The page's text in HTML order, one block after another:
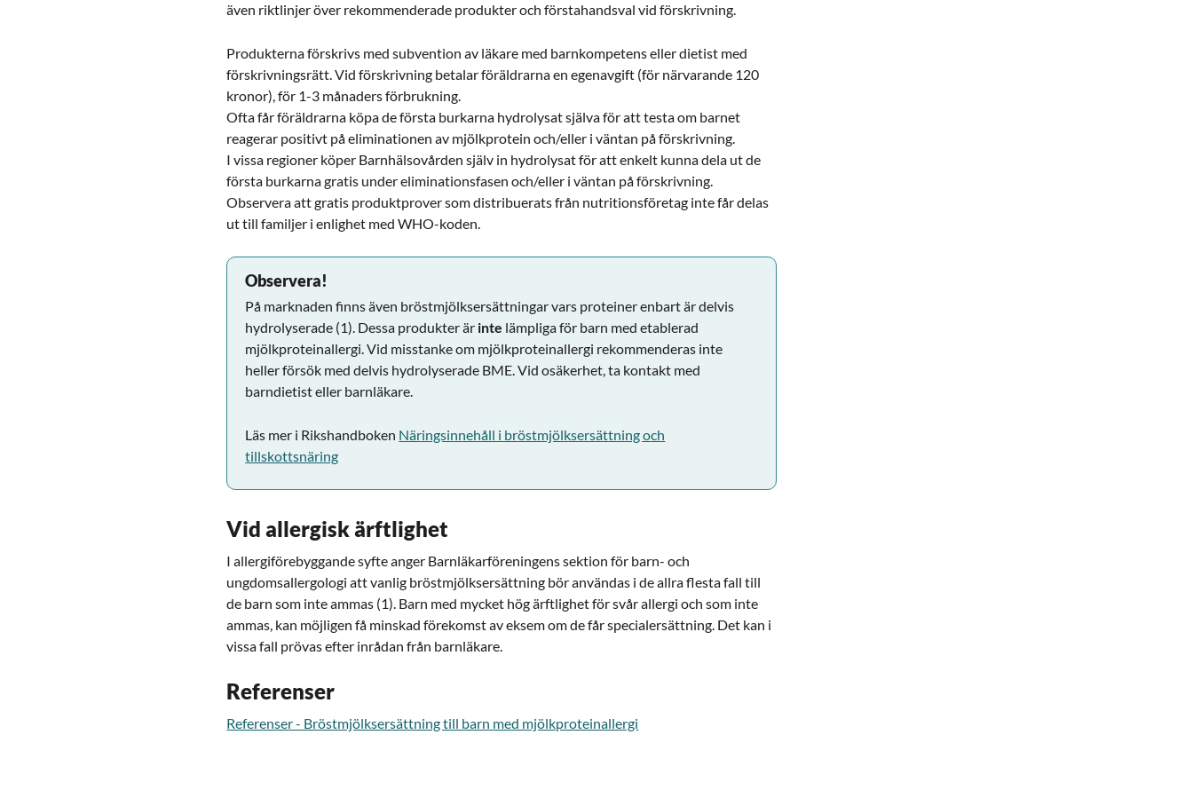
även riktlinjer över rekommenderade produkter och förstahandsval vid förskrivning.
Produkterna förskrivs med subvention av läkare med barnkompetens eller dietist med
förskrivningsrätt. Vid förskrivning betalar föräldrarna en egenavgift (för närvarande 120
kronor), för 1-3 månaders förbrukning.
Ofta får föräldrarna köpa de första burkarna hydrolysat själva för att testa om barnet
reagerar positivt på eliminationen av mjölkprotein och/eller i väntan på förskrivning.
I vissa regioner köper Barnhälsovården själv in hydrolysat för att enkelt kunna dela ut de
första burkarna gratis under eliminationsfasen och/eller i väntan på förskrivning.
Observera att gratis produktprover som distribuerats från nutritionsföretag inte får delas
ut till familjer i enlighet med WHO-koden.
Observera!
På marknaden finns även bröstmjölksersättningar vars proteiner enbart är delvis
hydrolyserade (1). Dessa produkter är inte lämpliga för barn med etablerad
mjölkproteinallergi. Vid misstanke om mjölkproteinallergi rekommenderas inte
heller försök med delvis hydrolyserade BME. Vid osäkerhet, ta kontakt med
barndietist eller barnläkare.
Läs mer i Rikshandboken Näringsinnehåll i bröstmjölksersättning och
tillskottsnäring
Vid allergisk ärftlighet
I allergiförebyggande syfte anger Barnläkarföreningens sektion för barn- och
ungdomsallergologi att vanlig bröstmjölksersättning bör användas i de allra flesta fall till
de barn som inte ammas (1). Barn med mycket hög ärftlighet för svår allergi och som inte
ammas, kan möjligen få minskad förekomst av eksem om de får specialersättning. Det kan i
vissa fall prövas efter inrådan från barnläkare.
Referenser
Referenser - Bröstmjölksersättning till barn med mjölkproteinallergi